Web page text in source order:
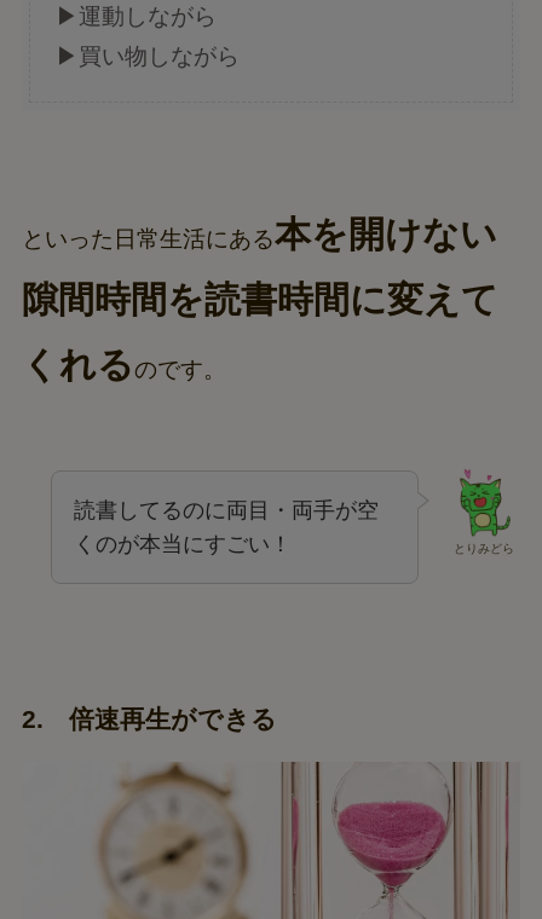
▶運動しながら
▶買い物しながら
といった日常生活にある本を開けない
隙間時間を読書時間に変えて
くれるのです。
とりみどら
読書してるのに両目・両手が空
くのが本当にすごい！
2. 倍速再生ができる